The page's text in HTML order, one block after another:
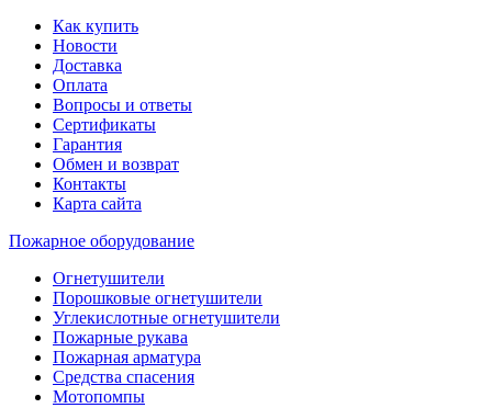
Как купить
Новости
Доставка
Оплата
Вопросы и ответы
Сертификаты
Гарантия
Обмен и возврат
Контакты
Карта сайта
Пожарное оборудование
Огнетушители
Порошковые огнетушители
Углекислотные огнетушители
Пожарные рукава
Пожарная арматура
Средства спасения
Мотопомпы